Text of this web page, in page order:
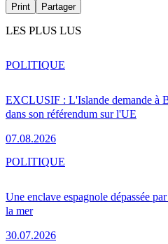
Print Partager
LES PLUS LUS
EXCLUSIF : L'Islande demande à
dans son référendum sur l'UE
07.08.2026
POLITIQUE
Une enclave espagnole dépassée
la mer
30.07.2026
POLITIQUE